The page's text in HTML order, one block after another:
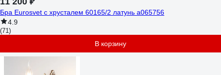
Бра Eurosvet с хрусталем 60165/2 латунь a065756
4.9
(71)
В корзину